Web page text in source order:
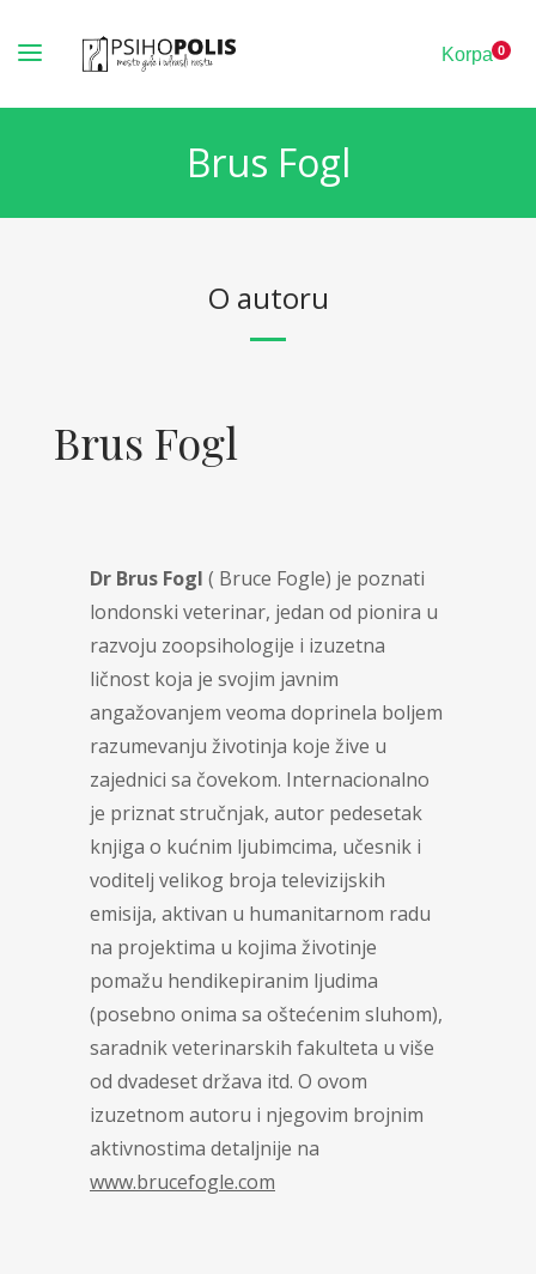
Korpa 0
Brus Fogl
O autoru
Brus Fogl
Dr Brus Fogl ( Bruce Fogle) je poznati
londonski veterinar, jedan od pionira u
razvoju zoopsihologije i izuzetna
ličnost koja je svojim javnim
angažovanjem veoma doprinela boljem
razumevanju životinja koje žive u
zajednici sa čovekom. Internacionalno
je priznat stručnjak, autor pedesetak
knjiga o kućnim ljubimcima, učesnik i
voditelj velikog broja televizijskih
emisija, aktivan u humanitarnom radu
na projektima u kojima životinje
pomažu hendikepiranim ljudima
(posebno onima sa oštećenim sluhom),
saradnik veterinarskih fakulteta u više
od dvadeset država itd. O ovom
izuzetnom autoru i njegovim brojnim
aktivnostima detaljnije na
www.brucefogle.com